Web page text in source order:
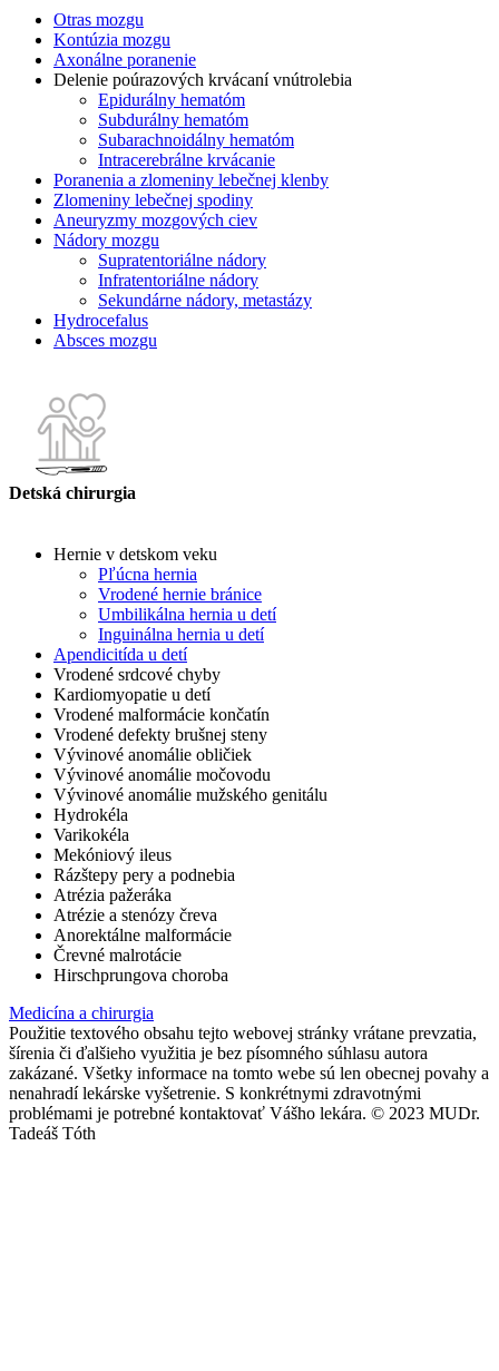
Otras mozgu
Kontúzia mozgu
Axonálne poranenie
Delenie poúrazových krvácaní vnútrolebia
Epidurálny hematóm
Subdurálny hematóm
Subarachnoidálny hematóm
Intracerebrálne krvácanie
Poranenia a zlomeniny lebečnej klenby
Zlomeniny lebečnej spodiny
Aneuryzmy mozgových ciev
Nádory mozgu
Supratentoriálne nádory
Infratentoriálne nádory
Sekundárne nádory, metastázy
Hydrocefalus
Absces mozgu
Detská chirurgia
Hernie v detskom veku
Pľúcna hernia
Vrodené hernie bránice
Umbilikálna hernia u detí
Inguinálna hernia u detí
Apendicitída u detí
Vrodené srdcové chyby
Kardiomyopatie u detí
Vrodené malformácie končatín
Vrodené defekty brušnej steny
Vývinové anomálie obličiek
Vývinové anomálie močovodu
Vývinové anomálie mužského genitálu
Hydrokéla
Varikokéla
Mekóniový ileus
Rázštepy pery a podnebia
Atrézia pažeráka
Atrézie a stenózy čreva
Anorektálne malformácie
Črevné malrotácie
Hirschprungova choroba
Medicína a chirurgia
Použitie textového obsahu tejto webovej stránky vrátane prevzatia,
šírenia či ďalšieho využitia je bez písomného súhlasu autora
zakázané. Všetky informace na tomto webe sú len obecnej povahy a
nenahradí lekárske vyšetrenie. S konkrétnymi zdravotnými
problémami je potrebné kontaktovať Vášho lekára. © 2023 MUDr.
Tadeáš Tóth